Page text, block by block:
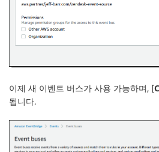
이제 새 이벤트 버스가 사용 가능하며, [
됩니다.